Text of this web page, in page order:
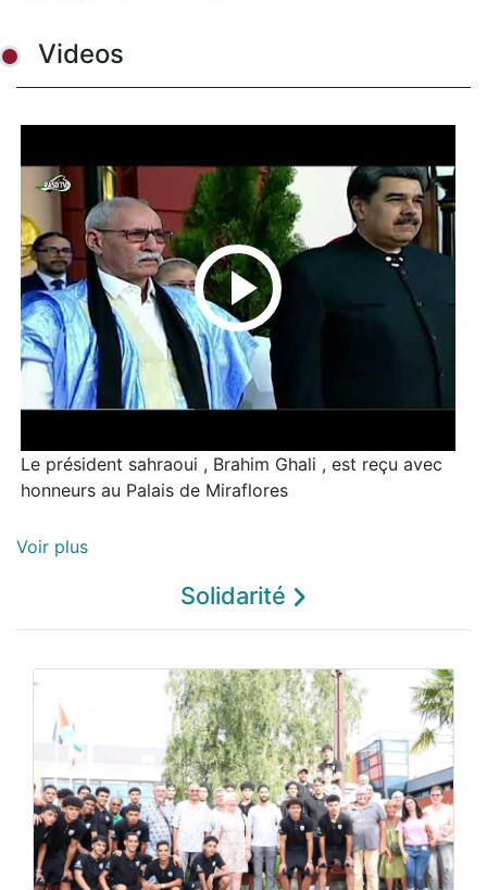
Videos
Le président sahraoui , Brahim Ghali , est reçu avec
honneurs au Palais de Miraflores
Voir plus
Solidarité